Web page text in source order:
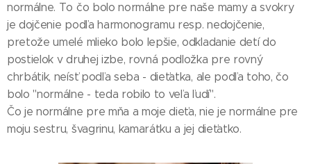
normálne. To čo bolo normálne pre naše mamy a svokry
je dojčenie podľa harmonogramu resp. nedojčenie,
pretože umelé mlieko bolo lepšie, odkladanie detí do
postielok v druhej izbe, rovná podložka pre rovný
chrbátik, neísť podľa seba - dieťatka, ale podľa toho, čo
bolo "normálne - teda robilo to veľa ľudí".
Čo je normálne pre mňa a moje dieťa, nie je normálne pre
moju sestru, švagrinu, kamarátku a jej dieťatko.